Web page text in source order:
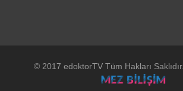
© 2017 edoktorTV Tüm Hakları Saklıdır.